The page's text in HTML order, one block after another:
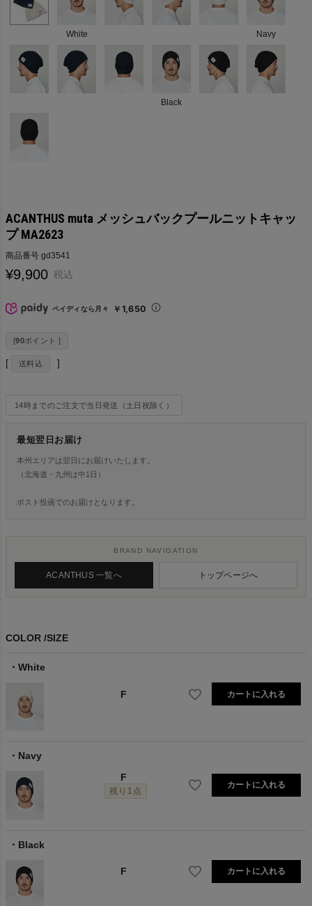
White Navy
Black
ACANTHUS muta メッシュバックプールニットキャッ
プ MA2623
商品番号 gd3541
¥9,900 税込
ペイディなら月々 ￥1,650
[90ポイント ]
送料込
14時までのご注文で当日発送（土日祝除く）
最短翌日お届け
本州エリアは翌日にお届けいたします。
（北海道・九州は中1日）
ポスト投函でのお届けとなります。
BRAND NAVIGATION
ACANTHUS 一覧へ トップページへ
COLOR SIZE
White
F カートに入れる
Navy
F
残り1点
カートに入れる
Black
F カートに入れる